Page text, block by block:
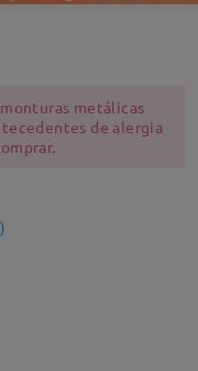
metálicas
de alergia
)